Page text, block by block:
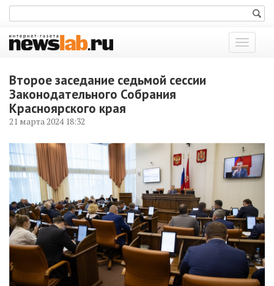
Показать
меню
Второе заседание седьмой сессии
Законодательного Собрания
Красноярского края
21 марта 2024 18:32